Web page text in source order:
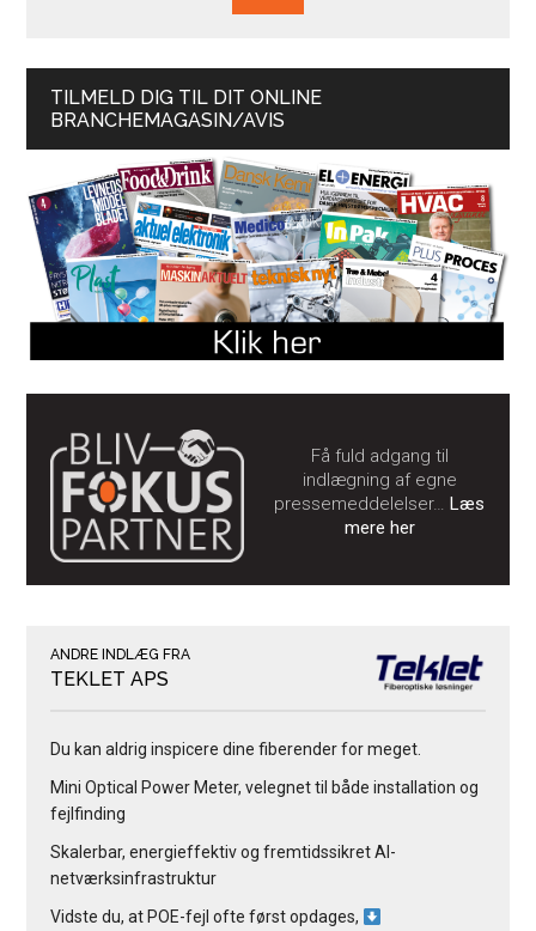
TILMELD DIG TIL DIT ONLINE
BRANCHEMAGASIN/AVIS
Få fuld adgang til
indlægning af egne
pressemeddelelser…Læs
mere her
ANDRE INDLÆG FRA
TEKLET APS
Du kan aldrig inspicere dine fiberender for meget.
Mini Optical Power Meter, velegnet til både installation og
fejlfinding
Skalerbar, energieffektiv og fremtidssikret AI-
netværksinfrastruktur
Vidste du, at POE-fejl ofte først opdages,